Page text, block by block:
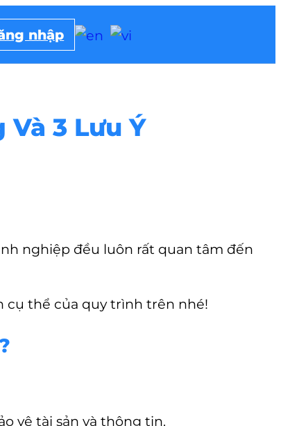
nhập
3 Lưu Ý
nghiệp đều luôn rất quan tâm đến
cụ thể của quy trình trên nhé!
vệ tài sản và thông tin.